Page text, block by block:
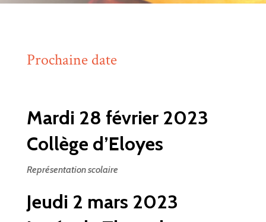
Prochaine date
Mardi 28 février 2023
Collège d’Eloyes
Représentation scolaire
Jeudi 2 mars 2023